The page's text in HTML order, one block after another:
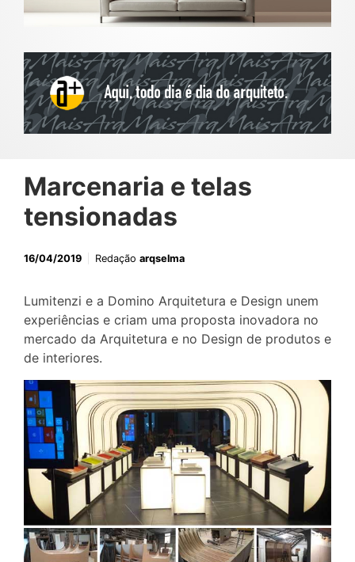
Marcenaria e telas
tensionadas
16/04/2019 Redação arqselma
Lumitenzi e a Domino Arquitetura e Design unem
experiências e criam uma proposta inovadora no
mercado da Arquitetura e no Design de produtos e
de interiores.